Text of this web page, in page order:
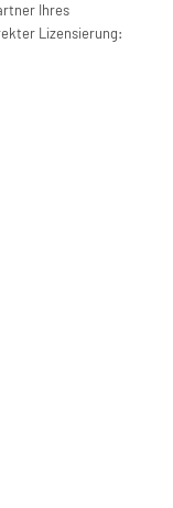
Ihres
Lizensierung: